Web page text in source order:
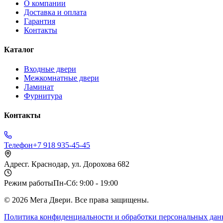
О компании
Доставка и оплата
Гарантия
Контакты
Каталог
Входные двери
Межкомнатные двери
Ламинат
Фурнитура
Контакты
Телефон+7 918 935-45-45
Адресг. Краснодар, ул. Дорохова 682
Режим работыПн-Сб: 9:00 - 19:00
© 2026 Мега Двери. Все права защищены.
Политика конфиденциальности и обработки персональных